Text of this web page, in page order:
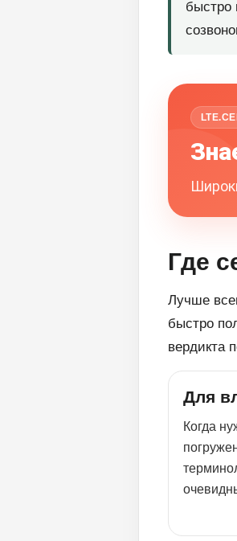
быстро
Где
Лучше
быстро
вердикта
Для
Когда